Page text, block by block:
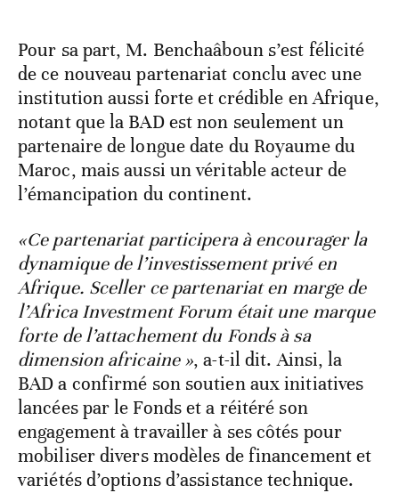
Pour sa part, M. Benchaâboun s’est félicité
de ce nouveau partenariat conclu avec une
institution aussi forte et crédible en Afrique,
notant que la BAD est non seulement un
partenaire de longue date du Royaume du
Maroc, mais aussi un véritable acteur de
l’émancipation du continent.
«Ce partenariat participera à encourager la
dynamique de l’investissement privé en
Afrique. Sceller ce partenariat en marge de
l’Africa Investment Forum était une marque
forte de l’attachement du Fonds à sa
dimension africaine », a-t-il dit. Ainsi, la
BAD a confirmé son soutien aux initiatives
lancées par le Fonds et a réitéré son
engagement à travailler à ses côtés pour
mobiliser divers modèles de financement et
variétés d’options d’assistance technique.